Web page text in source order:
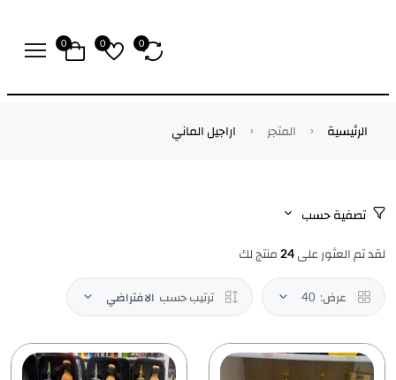
0
0
0
الرئيسية المتجر اراجيل الماني
تصفية حسب
لقد تم العثور على 24 منتج لك
عرض: 40 ترتيب حسب الافتراضي